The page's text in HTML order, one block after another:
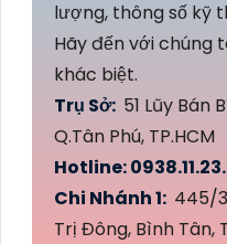
lượng, thông số kỹ
Hãy đến với chúng
khác biệt.
Trụ Sở: 51 Lũy Bán
Q.Tân Phú, TP.HCM
Hotline:
Chi Nhánh 1: 445/
Trị Đông, Bình Tân,